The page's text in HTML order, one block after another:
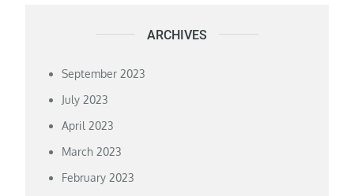
ARCHIVES
September 2023
July 2023
April 2023
March 2023
February 2023